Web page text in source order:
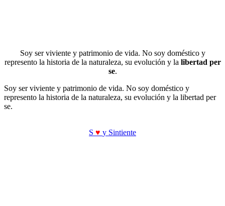
Soy ser viviente y patrimonio de vida. No soy doméstico y
represento la historia de la naturaleza, su evolución y la libertad per
se.
Soy ser viviente y patrimonio de vida. No soy doméstico y
represento la historia de la naturaleza, su evolución y la libertad per
se.
S ♥ y Sintiente